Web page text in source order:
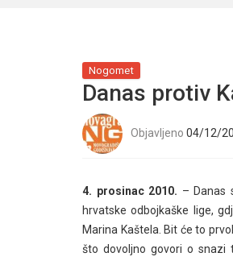
Nogomet
Danas protiv
Objavljeno 04/12/
4. prosinac 2010. – Danas
hrvatske odbojkaške lige,
Marina Kaštela. Bit će to
što dovoljno govori o snazi